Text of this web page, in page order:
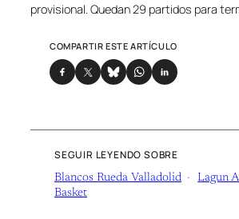
provisional. Quedan 29 partidos para
COMPARTIR ESTE ARTÍCULO
SEGUIR LEYENDO SOBRE
Blancos Rueda Valladolid
Lagun
Basket